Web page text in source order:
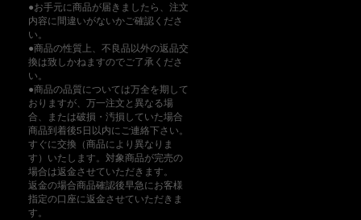
●お手元に商品が届きましたら、注文
内容に間違いがないかご確認くださ
い。
●商品の性質上、不良品以外の返品交
換は致しかねますのでご了承くださ
い。
●商品の品質については万全を期して
おりますが、万一注文と異なる場
合、または破損・汚損していた場合
商品到着後5日以内にご連絡下さい。
すぐに交換（商品により異なりま
す）いたします。対象商品が完売の
場合は返金させていただきます。
返金の場合商品確認後早急にお客様
指定の口座に返金させていただきま
す。